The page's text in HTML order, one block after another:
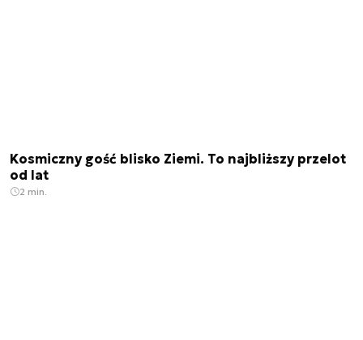
Kosmiczny gość blisko Ziemi. To najbliższy przelot
od lat
2 min.